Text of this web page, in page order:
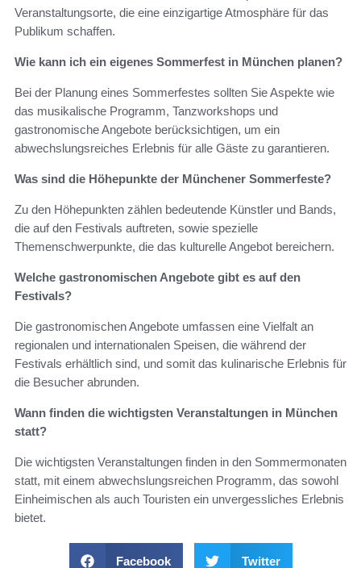
Veranstaltungsorte, die eine einzigartige Atmosphäre für das
Publikum schaffen.
Wie kann ich ein eigenes Sommerfest in München planen?
Bei der Planung eines Sommerfestes sollten Sie Aspekte wie
das musikalische Programm, Tanzworkshops und
gastronomische Angebote berücksichtigen, um ein
abwechslungsreiches Erlebnis für alle Gäste zu garantieren.
Was sind die Höhepunkte der Münchener Sommerfeste?
Zu den Höhepunkten zählen bedeutende Künstler und Bands,
die auf den Festivals auftreten, sowie spezielle
Themenschwerpunkte, die das kulturelle Angebot bereichern.
Welche gastronomischen Angebote gibt es auf den
Festivals?
Die gastronomischen Angebote umfassen eine Vielfalt an
regionalen und internationalen Speisen, die während der
Festivals erhältlich sind, und somit das kulinarische Erlebnis für
die Besucher abrunden.
Wann finden die wichtigsten Veranstaltungen in München
statt?
Die wichtigsten Veranstaltungen finden in den Sommermonaten
statt, mit einem abwechslungsreichen Programm, das sowohl
Einheimischen als auch Touristen ein unvergessliches Erlebnis
bietet.
Facebook Twitter